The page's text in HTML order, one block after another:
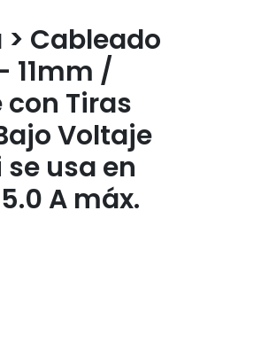
> Cableado
11mm /
Tiras
Voltaje
se usa en
A máx.